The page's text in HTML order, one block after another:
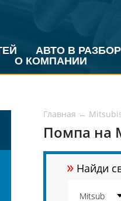
АВТО В РАЗБОР
О КОМПАНИИ
Главная ←
Помпа на
» Найди